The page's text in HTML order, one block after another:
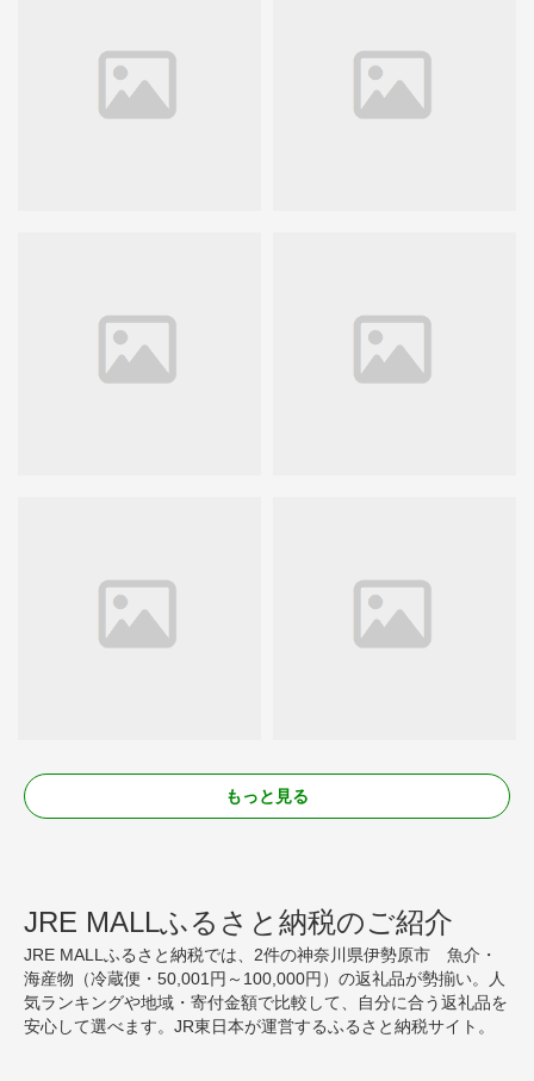
もっと見る
JRE MALLふるさと納税のご紹介
JRE MALLふるさと納税では、2件の神奈川県伊勢原市 魚介・
海産物（冷蔵便・50,001円～100,000円）の返礼品が勢揃い。人
気ランキングや地域・寄付金額で比較して、自分に合う返礼品を
安心して選べます。JR東日本が運営するふるさと納税サイト。